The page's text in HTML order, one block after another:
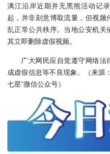
漓江沿岸近期并无黑熊活动记
起，并非刻意博取流量，但视
乱正常公共秩序。当地公安机
其立即删除虚假视频。
广大网民应自觉遵守网络
成虚假信息等不良现象。（来源
七星”微信公众号）